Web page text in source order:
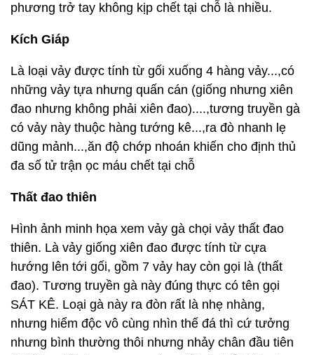
phương trở tay không kịp chết tại chỗ là nhiều.
Kích Giáp
Là loại vảy được tính từ gối xuống 4 hàng vảy...,có
những vảy tựa nhưng quấn cán (giống nhưng xiên
đao nhưng không phải xiên đao)....,tương truyền gà
có vảy này thuộc hàng tướng kê...,ra đò nhanh lẹ
dũng mảnh...,ăn độ chớp nhoán khiến cho định thủ
đa số tử trận ọc máu chết tại chỗ
Thất đao thiên
Hình ảnh minh họa xem vảy gà chọi vảy thất đao
thiên. Là vảy giống xiên đao được tính từ cựa
hướng lên tới gối, gồm 7 vảy hay còn gọi là (thất
đao). Tương truyền gà này đúng thực có tên gọi
SÁT KÊ. Loại gà này ra đòn rất là nhẹ nhàng,
nhưng hiểm độc vô cùng nhìn thế đá thì cứ tưởng
nhưng bình thường thôi nhưng nhảy chân đầu tiên